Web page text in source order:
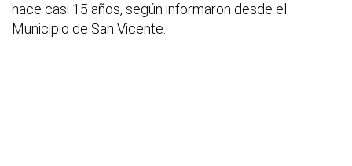
hace casi 15 años, según informaron desde el
Municipio de San Vicente.